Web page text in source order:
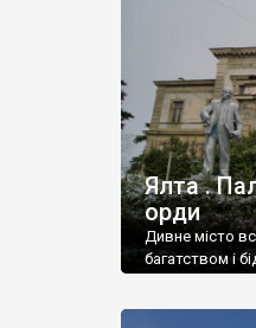
Ялта .
орди
Дивне місто
багатством і